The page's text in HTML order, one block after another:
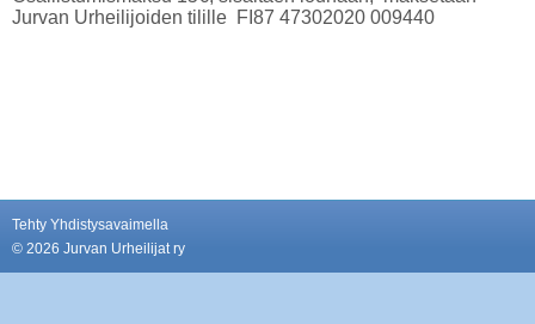
Jurvan Urheilijoiden tilille FI87 47302020 009440
Tehty Yhdistysavaimella
© 2026 Jurvan Urheilijat ry